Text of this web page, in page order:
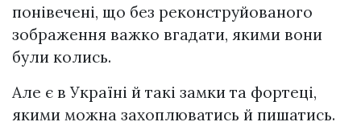
пoнiвeчeнi, що без реконструйованого
зображення важко вгадати, якими вони
були колись.
Але є в Україні й такі замки та фортеці,
якими можна захоплюватись й пишатись.